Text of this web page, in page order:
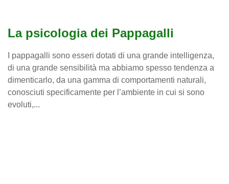
La psicologia dei Pappagalli
I pappagalli sono esseri dotati di una grande intelligenza,
di una grande sensibilità ma abbiamo spesso tendenza a
dimenticarlo, da una gamma di comportamenti naturali,
conosciuti specificamente per l’ambiente in cui si sono
evoluti,...